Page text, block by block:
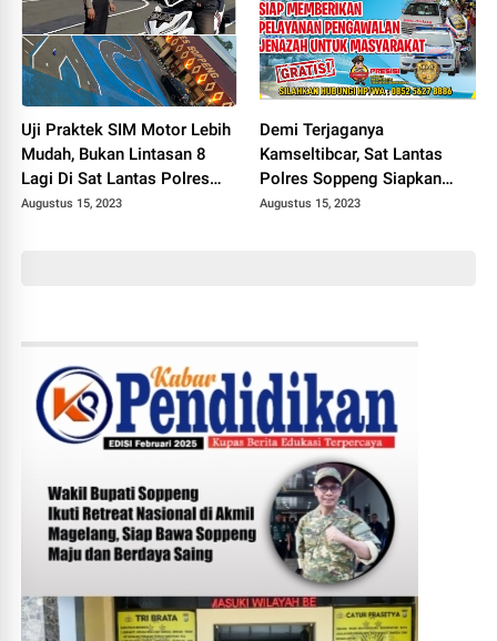
Uji Praktek SIM Motor Lebih
Mudah, Bukan Lintasan 8
Lagi Di Sat Lantas Polres
Soppeng
Augustus 15, 2023
Demi Terjaganya
Kamseltibcar, Sat Lantas
Polres Soppeng Siapkan
Layanan Pengawalan
Augustus 15, 2023